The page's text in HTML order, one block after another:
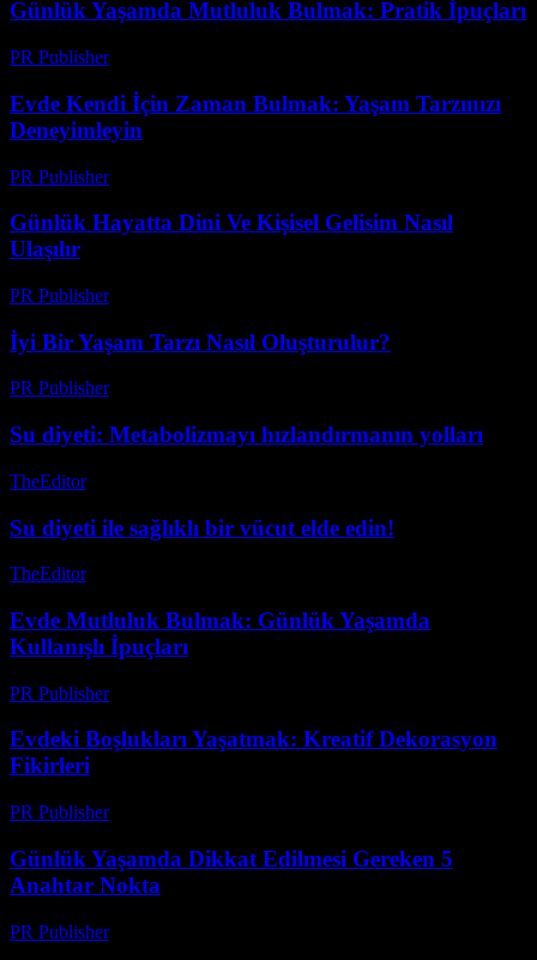
Günlük Yaşamda Mutluluk Bulmak: Pratik İpuçları
PR Publisher-
Evde Kendi İçin Zaman Bulmak: Yaşam Tarzınızı
Deneyimleyin
PR Publisher-
Günlük Hayatta Dini Ve Kişisel Gelisim Nasıl
Ulaşılır
PR Publisher-
İyi Bir Yaşam Tarzı Nasıl Oluşturulur?
PR Publisher-
Su diyeti: Metabolizmayı hızlandırmanın yolları
TheEditor-
Su diyeti ile sağlıklı bir vücut elde edin!
TheEditor-
Evde Mutluluk Bulmak: Günlük Yaşamda
Kullanışlı İpuçları
PR Publisher-
Evdeki Boşlukları Yaşatmak: Kreatif Dekorasyon
Fikirleri
PR Publisher-
Günlük Yaşamda Dikkat Edilmesi Gereken 5
Anahtar Nokta
PR Publisher-